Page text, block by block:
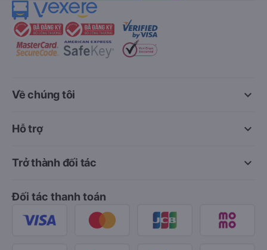
keyboard_arrow_down
Về chúng tôi
keyboard_arrow_down
Hỗ trợ
keyboard_arrow_down
Trở thành đối tác
Đối tác thanh toán